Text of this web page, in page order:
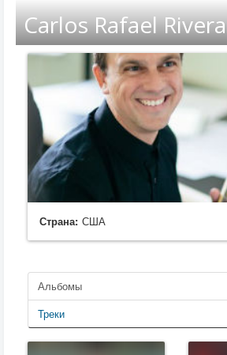
Carlos Rafael Rivera
Страна: США
Альбомы
Треки